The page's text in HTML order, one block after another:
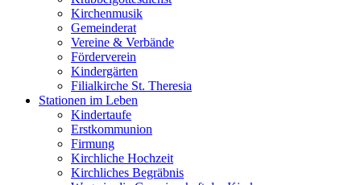
Kirchenmusik
Gemeinderat
Vereine & Verbände
Förderverein
Kindergärten
Filialkirche St. Theresia
Stationen im Leben
Kindertaufe
Erstkommunion
Firmung
Kirchliche Hochzeit
Kirchliches Begräbnis